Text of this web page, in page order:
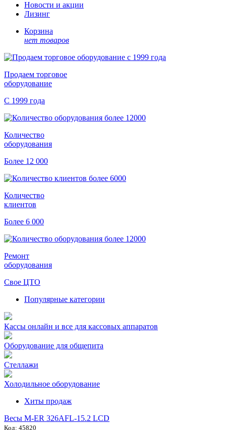
Новости и акции
Лизинг
Корзина
нет товаров
Продаем торговое
оборудование
С 1999 года
Количество
оборудования
Более 12 000
Количество
клиентов
Более 6 000
Ремонт
оборудования
Свое ЦТО
Популярные категории
Кассы онлайн и все для кассовых аппаратов
Оборудование для общепита
Стеллажи
Холодильное оборудование
Хиты продаж
Весы M-ER 326AFL-15.2 LCD
Код: 45820